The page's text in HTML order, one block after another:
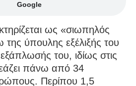
Google
ως «σιωπηλός
ύπουλης εξέλιξής του
του, ιδίως στις
πάνω από 34
Περίπου 1,5